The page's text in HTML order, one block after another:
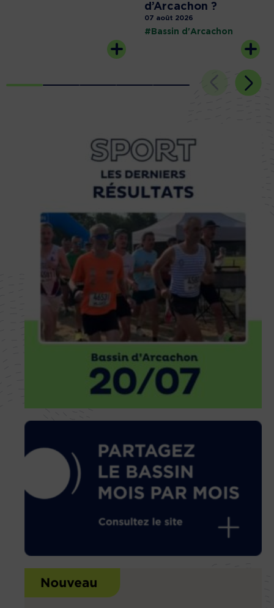
d’Arcachon ?
07 août 2026
#Bassin d'Arcachon